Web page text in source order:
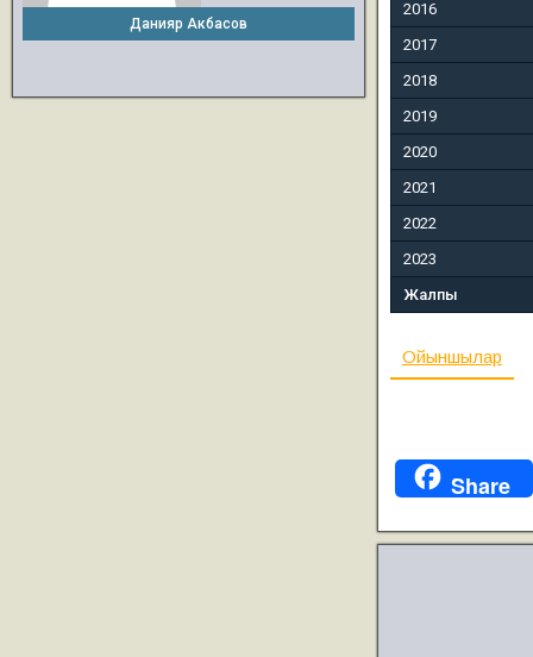
2016
2017
2018
2019
2020
2021
2022
2023
Жалпы
Ойыншылар
Share
Данияр Акбасов